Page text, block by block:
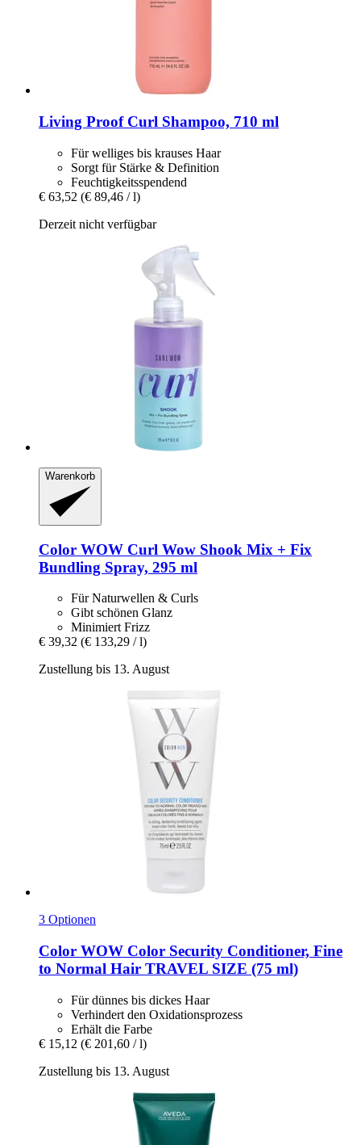
Living ProofCurl Shampoo, 710 ml
Für welliges bis krauses Haar
Sorgt für Stärke & Definition
Feuchtigkeitsspendend
€ 63,52 (€ 89,46 / l)
Derzeit nicht verfügbar
Warenkorb
Color WOW Curl Wow Shook Mix + Fix
Bundling Spray, 295 ml
Für Naturwellen & Curls
Gibt schönen Glanz
Minimiert Frizz
€ 39,32 (€ 133,29 / l)
Zustellung bis 13. August
3 Optionen
Color WOW Color Security Conditioner, Fine
to Normal Hair TRAVEL SIZE (75 ml)
Für dünnes bis dickes Haar
Verhindert den Oxidationsprozess
Erhält die Farbe
€ 15,12 (€ 201,60 / l)
Zustellung bis 13. August